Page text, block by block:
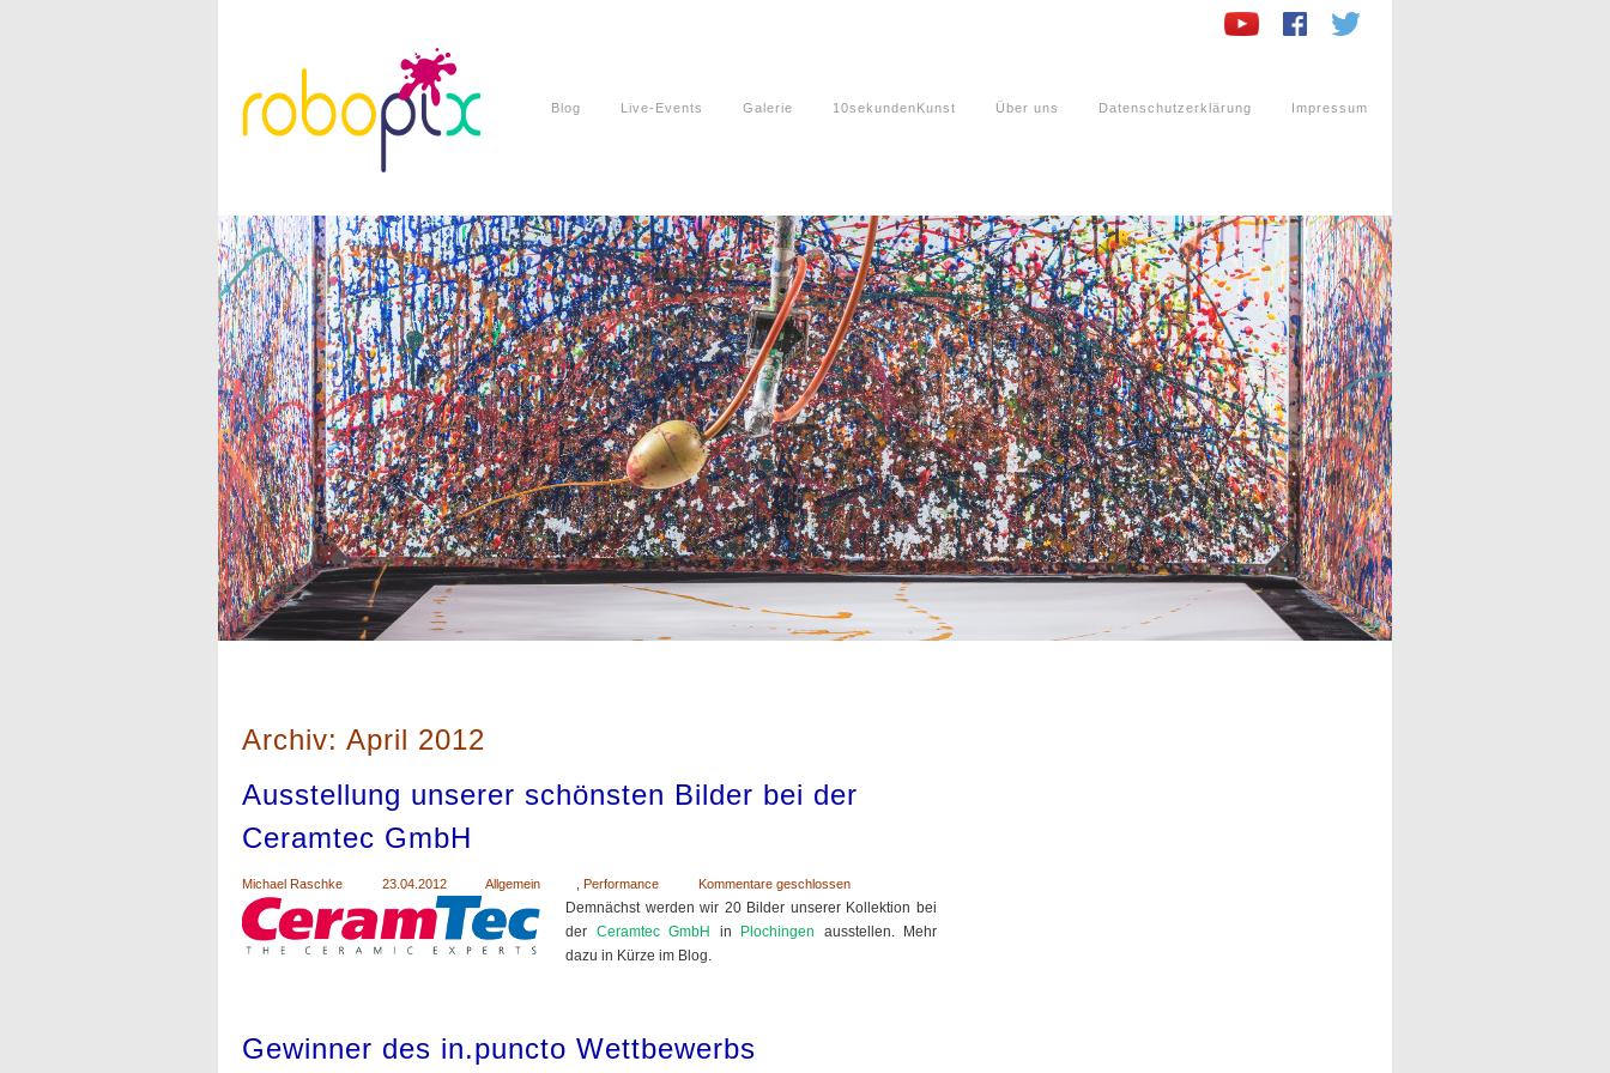
Blog Live-Events Galerie 10sekundenKunst Über uns Datenschutzerklärung Impressum
Archiv: April 2012
Ausstellung unserer schönsten Bilder bei der
Ceramtec GmbH
Michael Raschke 23.04.2012 Allgemein Performance Kommentare geschlossen
Demnächst werden wir 20 Bilder unserer Kollektion bei
der Ceramtec GmbH in Plochingen ausstellen. Mehr
dazu in Kürze im Blog.
Gewinner des in.puncto Wettbewerbs